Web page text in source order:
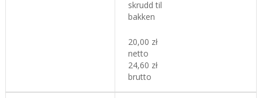
skrudd til
bakken
20,00 zł
netto
24,60 zł
brutto